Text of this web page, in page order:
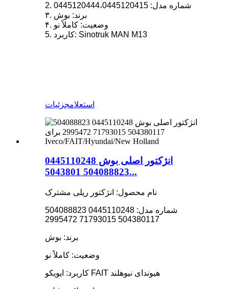
2. شماره مدل: 0445120444،0445120415
۳. برند: بوش
۴. وضعیت: کاملاً نو
5. کاربرد: Sinotruk MAN M13
استعلامجزئیات
انژکتور اصلی بوش 0445110248
504088823 5043801...
نام محصول: انژکتور ریلی مشترک
شماره مدل: 0445110248 504088823
504380117 71793015 2995472
برند: بوش
وضعیت: کاملاً نو
کاربرد: ایویکو FAIT هیوندای نیوهلند